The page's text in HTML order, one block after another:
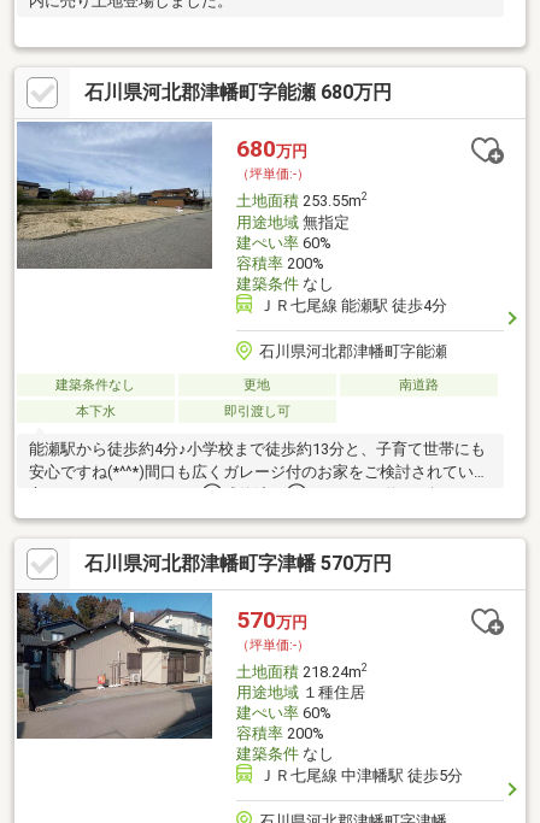
石川県河北郡津幡町字能瀬 680万円
680万円
（坪単価:-）
土地面積253.55m2
用途地域無指定
建ぺい率60%
容積率200%
建築条件なし
ＪＲ七尾線 能瀬駅 徒歩4分
石川県河北郡津幡町字能瀬
建築条件なし 更地
南道路
本下水
即引渡し可
能瀬駅から徒歩約4分♪小学校まで徒歩約13分と、子育て世帯にも
安心ですね(*^^*)間口も広くガレージ付のお家をご検討されている
方にもおすすめです！・①成約済・②253.55㎡ 約76.6坪 680
万円・現状渡し・上下水道引込予定。(売買価格は負担金込の価格
となります。)
石川県河北郡津幡町字津幡 570万円
570万円
（坪単価:-）
土地面積218.24m2
用途地域１種住居
建ぺい率60%
容積率200%
建築条件なし
ＪＲ七尾線 中津幡駅 徒歩5分